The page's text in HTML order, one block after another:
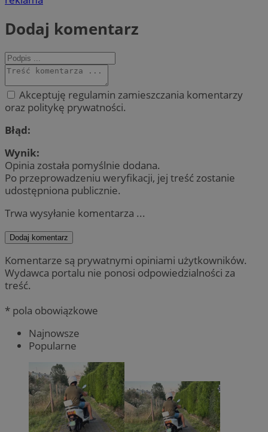
Dodaj komentarz
Akceptuję regulamin zamieszczania komentarzy
oraz politykę prywatności.
Błąd:
Wynik:
Opinia została pomyślnie dodana.
Po przeprowadzeniu weryfikacji, jej treść zostanie
udostępniona publicznie.
Trwa wysyłanie komentarza ...
Dodaj komentarz
Komentarze są prywatnymi opiniami użytkowników.
Wydawca portalu nie ponosi odpowiedzialności za
treść.
* pola obowiązkowe
Najnowsze
Popularne